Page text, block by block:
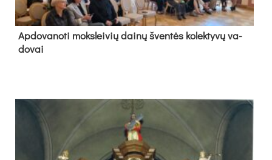
Ap­do­va­no­ti moks­lei­vių dai­nų šven­tės ko­lek­ty­vų va­
do­vai